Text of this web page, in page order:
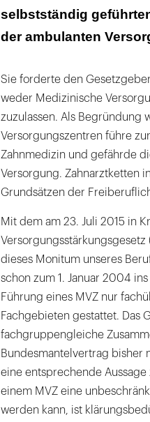
selbstständig
der ambulanten
Sie forderte den
weder Medizinische
zuzulassen. Als Begründung
Versorgungszentren führe
Zahnmedizin und gefährde
Versorgung. Zahnarztketten
Grundsätzen der
Mit dem am 23. Juli 2015 in
Versorgungsstärkungsgesetz
dieses Monitum unseres
schon zum 1. Januar 2004
Führung eines MVZ nur
Fachgebieten gestattet. Das
fachgruppengleiche
Bundesmantelvertrag bisher
eine entsprechende
einem MVZ eine
werden kann, ist